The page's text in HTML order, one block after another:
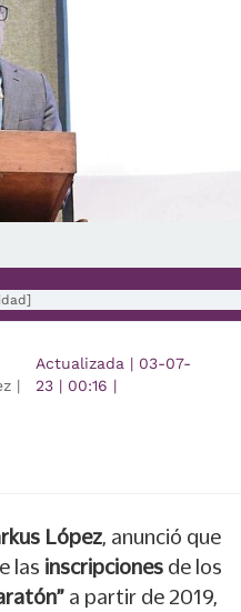
|
Actualizada | 03-07-
23 | 00:16 |
López, anunció que
las inscripciones de los
a partir de 2019,